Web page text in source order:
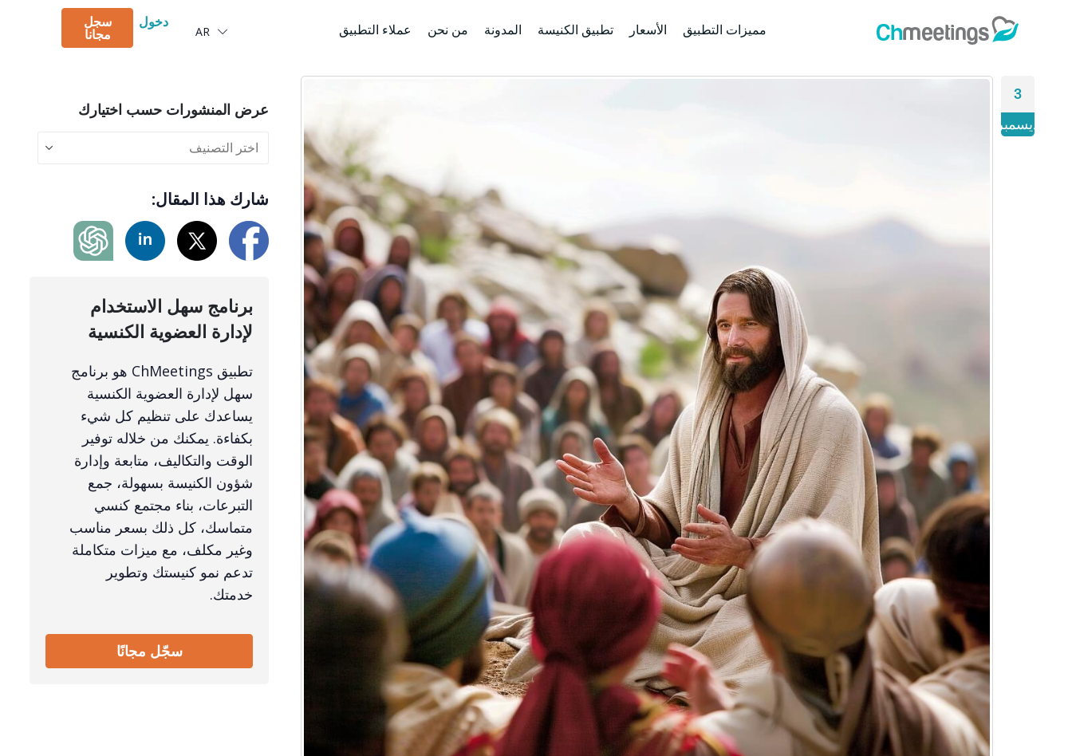
مميزات التطبيق الأسعار تطبيق الكنيسة المدونة من نحن عملاء التطبيق AR
Deutsch
دخول سجل
مجانا
3
ديسمبر
عرض المنشورات حسب اختيارك
شارك هذا المقال:
برنامج سهل الاستخدام
لإدارة العضوية الكنسية
تطبيق ChMeetings هو برنامج
سهل لإدارة العضوية الكنسية
يساعدك على تنظيم كل شيء
بكفاءة. يمكنك من خلاله توفير
الوقت والتكاليف، متابعة وإدارة
شؤون الكنيسة بسهولة، جمع
التبرعات، بناء مجتمع كنسي
متماسك، كل ذلك بسعر مناسب
وغير مكلف، مع ميزات متكاملة
تدعم نمو كنيستك وتطوير
خدمتك.
سجّل مجانًا